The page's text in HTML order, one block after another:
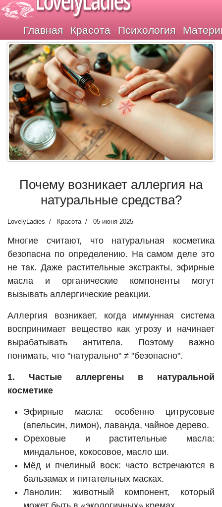
Главная Красота Психология
Почему возникает аллергия на
натуральные средства?
LovelyLadies Красота 05 июня 2025
Многие считают, что натуральная косметика
безопасна по определению. На самом деле это
не так. Даже растительные экстракты, эфирные
масла и органические компоненты могут
вызывать аллергические реакции.
Аллергия возникает, когда иммунная система
воспринимает вещество как угрозу и начинает
вырабатывать антитела. Поэтому важно
понимать, что "натурально" ≠ "безопасно".
1. Частые аллергены в натуральной
косметике
Эфирные масла: особенно цитрусовые
(апельсин, лимон), лаванда, чайное дерево.
Ореховые и растительные масла:
миндальное, кокосовое, масло ши.
Мёд и пчелиный воск: часто встречаются в
бальзамах и питательных масках.
Ланолин: животный компонент, который